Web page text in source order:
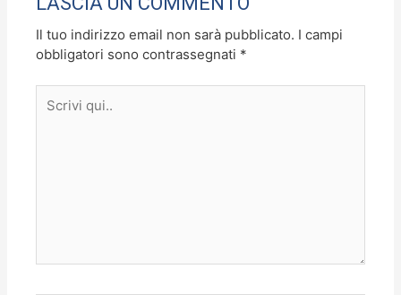
k
Il tuo indirizzo email non sarà pubblicato. I campi
obbligatori sono contrassegnati *
qui..